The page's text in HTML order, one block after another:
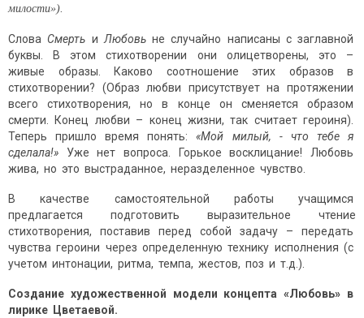
милости»).
Слова Смерть и Любовьне случайно написаны с заглавной
буквы. В этом стихотворении они олицетворены, это –
живые образы. Каково соотношение этих образов в
стихотворении? (Образ любви присутствует на протяжении
всего стихотворения, но в конце он сменяется образом
смерти. Конец любви – конец жизни, так считает героиня).
Теперь пришло время понять:«Мой милый, - что тебе
я
сделала!» Уже нет вопроса. Горькое восклицание! Любовь
жива, но это выстраданное, неразделенное чувство.
В качестве самостоятельной работы учащимся
предлагается подготовить выразительное чтение
стихотворения, поставив перед собой задачу – передать
чувства героини через определенную технику исполнения (с
учетом интонации, ритма, темпа, жестов, поз и т.д.).
Создание художественной модели концепта «Любовь» в
лирике Цветаевой.